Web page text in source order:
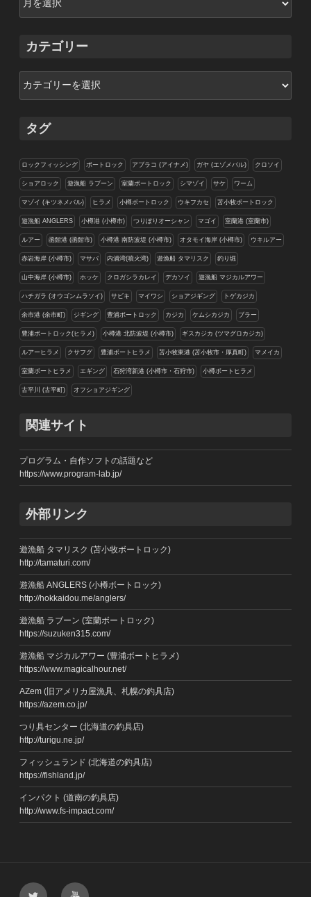
ー
カ
カテゴリー
テ
ゴ
タグ
ロックフィッシング ボートロック アブラコ (アイナメ) ガヤ (エゾメバル) クロソイ
ショアロック 遊漁船 ラブーン 室蘭ボートロック シマゾイ サケ ワーム
マゾイ (キツネメバル) ヒラメ 小樽ボートロック ウキフカセ 苫小牧ボートロック
遊漁船 ANGLERS 小樽港 (小樽市) つりぼりオーシャン マゴイ 室蘭港 (室蘭市)
ルアー 函館港 (函館市) 小樽港 南防波堤 (小樽市) オタモイ海岸 (小樽市) ウキルアー
赤岩海岸 (小樽市) マサバ 内浦湾(噴火湾) 遊漁船 タマリスク 釣り堀
山中海岸 (小樽市) ホッケ クロガシラカレイ デカソイ 遊漁船 マジカルアワー
ハチガラ (オウゴンムラソイ) サビキ マイワシ ショアジギング トゲカジカ
余市港 (余市町) ジギング 豊浦ボートロック カジカ ケムシカジカ ブラー
豊浦ボートロック(ヒラメ) 小樽港 北防波堤 (小樽市) ギスカジカ (ツマグロカジカ)
ルアーヒラメ クサフグ 豊浦ボートヒラメ 苫小牧東港 (苫小牧市・厚真町) マメイカ
室蘭ボートヒラメ エギング 石狩湾新港 (小樽市・石狩市) 小樽ボートヒラメ
古平川 (古平町) オフショアジギング
関連サイト
プログラム・自作ソフトの話題など
https://www.program-lab.jp/
外部リンク
遊漁船 タマリスク (苫小牧ボートロック)
http://tamaturi.com/
遊漁船 ANGLERS (小樽ボートロック)
http://hokkaidou.me/anglers/
遊漁船 ラブーン (室蘭ボートロック)
https://suzuken315.com/
遊漁船 マジカルアワー (豊浦ボートヒラメ)
https://www.magicalhour.net/
AZem (旧アメリカ屋漁具、札幌の釣具店)
https://azem.co.jp/
つり具センター (北海道の釣具店)
http://turigu.ne.jp/
フィッシュランド (北海道の釣具店)
https://fishland.jp/
インパクト (道南の釣具店)
http://www.fs-impact.com/
Twitter YouTube